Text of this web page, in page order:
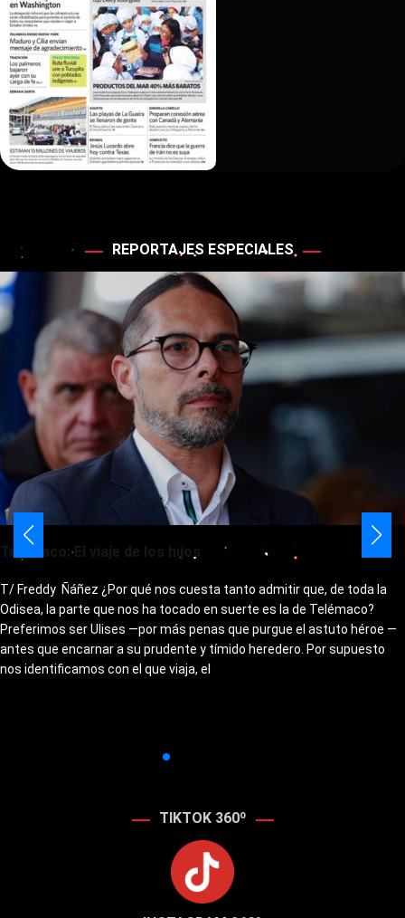
REPORTAJES ESPECIALES
Telémaco: El viaje de los hijos
T/ Freddy Ñáñez ¿Por qué nos cuesta tanto admitir que, de toda la
Odisea, la parte que nos ha tocado en suerte es la de Telémaco?
Preferimos ser Ulises —por más penas que purgue el astuto héroe —
antes que encarnar a su prudente y tímido heredero. Por supuesto
nos identificamos con el que viaja, el
TIKTOK 360º